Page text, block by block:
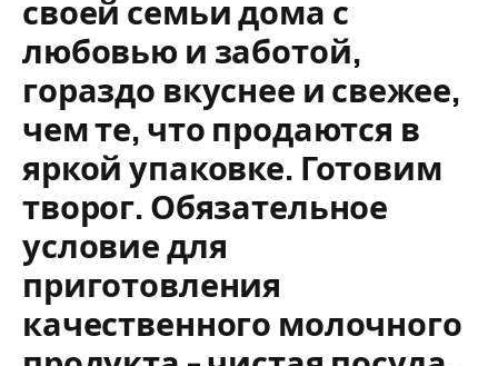
своей семьи дома с
любовью и заботой,
гораздо вкуснее и свежее,
чем те, что продаются в
яркой упаковке. Готовим
творог. Обязательное
условие для
приготовления
качественного молочного